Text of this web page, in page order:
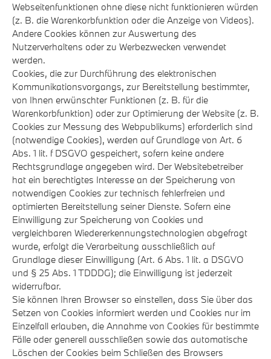
Webseitenfunktionen ohne diese nicht funktionieren würden
(z. B. die Warenkorbfunktion oder die Anzeige von Videos).
Andere Cookies können zur Auswertung des
Nutzerverhaltens oder zu Werbezwecken verwendet
werden.
Cookies, die zur Durchführung des elektronischen
Kommunikationsvorgangs, zur Bereitstellung bestimmter,
von Ihnen erwünschter Funktionen (z. B. für die
Warenkorbfunktion) oder zur Optimierung der Website (z. B.
Cookies zur Messung des Webpublikums) erforderlich sind
(notwendige Cookies), werden auf Grundlage von Art. 6
Abs. 1 lit. f DSGVO gespeichert, sofern keine andere
Rechtsgrundlage angegeben wird. Der Websitebetreiber
hat ein berechtigtes Interesse an der Speicherung von
notwendigen Cookies zur technisch fehlerfreien und
optimierten Bereitstellung seiner Dienste. Sofern eine
Einwilligung zur Speicherung von Cookies und
vergleichbaren Wiedererkennungstechnologien abgefragt
wurde, erfolgt die Verarbeitung ausschließlich auf
Grundlage dieser Einwilligung (Art. 6 Abs. 1 lit. a DSGVO
und § 25 Abs. 1 TDDDG); die Einwilligung ist jederzeit
widerrufbar.
Sie können Ihren Browser so einstellen, dass Sie über das
Setzen von Cookies informiert werden und Cookies nur im
Einzelfall erlauben, die Annahme von Cookies für bestimmte
Fälle oder generell ausschließen sowie das automatische
Löschen der Cookies beim Schließen des Browsers